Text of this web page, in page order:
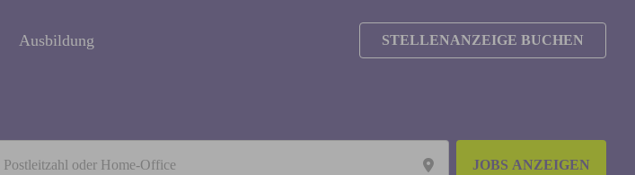
Ausbildung STELLENANZEIGE BUCHEN
JOBS ANZEIGEN